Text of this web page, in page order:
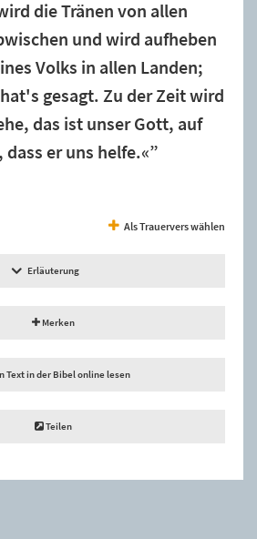
die Tränen von allen
und wird aufheben
Volks in allen Landen;
gesagt. Zu der Zeit wird
das ist unser Gott, auf
er uns helfe.«”
Als Trauervers wählen
Erläuterung
Merken
Text in der Bibel online lesen
Teilen